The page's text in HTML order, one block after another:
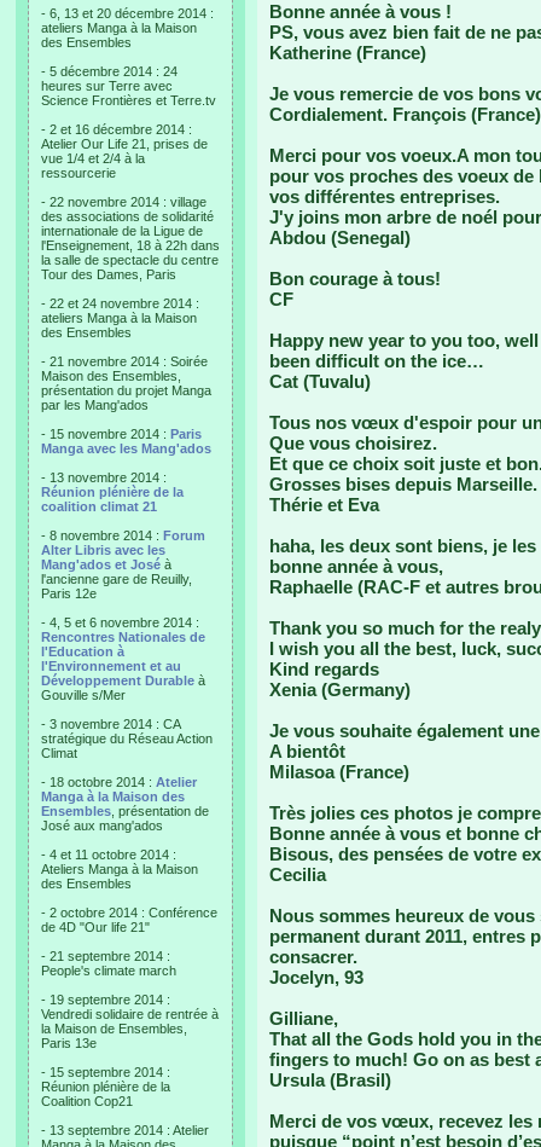
- 6, 13 et 20 décembre 2014 :
ateliers Manga à la Maison
des Ensembles
- 5 décembre 2014 : 24
heures sur Terre avec
Science Frontières et Terre.tv
- 2 et 16 décembre 2014 :
Atelier Our Life 21, prises de
vue 1/4 et 2/4 à la
ressourcerie
- 22 novembre 2014 : village
des associations de solidarité
internationale de la Ligue de
l'Enseignement, 18 à 22h dans
la salle de spectacle du centre
Tour des Dames, Paris
- 22 et 24 novembre 2014 :
ateliers Manga à la Maison
des Ensembles
- 21 novembre 2014 : Soirée
Maison des Ensembles,
présentation du projet Manga
par les Mang'ados
- 15 novembre 2014 : Paris
Manga avec les Mang'ados
- 13 novembre 2014 :
Réunion plénière de la
coalition climat 21
- 8 novembre 2014 : Forum
Alter Libris avec les
Mang'ados et José à
l'ancienne gare de Reuilly,
Paris 12e
- 4, 5 et 6 novembre 2014 :
Rencontres Nationales de
l'Education à
l'Environnement et au
Développement Durable à
Gouville s/Mer
- 3 novembre 2014 : CA
stratégique du Réseau Action
Climat
- 18 octobre 2014 : Atelier
Manga à la Maison des
Ensembles , présentation de
José aux mang'ados
- 4 et 11 octobre 2014 :
Ateliers Manga à la Maison
des Ensembles
- 2 octobre 2014 : Conférence
de 4D "Our life 21"
- 21 septembre 2014 :
People's climate march
- 19 septembre 2014 :
Vendredi solidaire de rentrée à
la Maison de Ensembles,
Paris 13e
- 15 septembre 2014 :
Réunion plénière de la
Coalition Cop21
- 13 septembre 2014 : Atelier
Bonne année à vous !
PS, vous avez bien fait de ne
Katherine (France)
Je vous remercie de vos bons
Cordialement. François (France)
Merci pour vos voeux.A mon
pour vos proches des voeux
vos différentes entreprises.
J'y joins mon arbre de noél
Abdou (Senegal)
Bon courage à tous!
CF
Happy new year to you too,
been difficult on the ice…
Cat (Tuvalu)
Tous nos vœux d'espoir pour
Que vous choisirez.
Et que ce choix soit juste et
Grosses bises depuis Marseille.
Thérie et Eva
haha, les deux sont biens, je
bonne année à vous,
Raphaelle (RAC-F et autres
Thank you so much for the
I wish you all the best, luck,
Kind regards
Xenia (Germany)
Je vous souhaite également
A bientôt
Milasoa (France)
Très jolies ces photos je
Bonne année à vous et bonne
Bisous, des pensées de votre
Cecilia
Nous sommes heureux de
permanent durant 2011, entres
consacrer.
Jocelyn, 93
Gilliane,
That all the Gods hold you in
fingers to much! Go on as best
Ursula (Brasil)
Merci de vos vœux, recevez
puisque “point n’est besoin